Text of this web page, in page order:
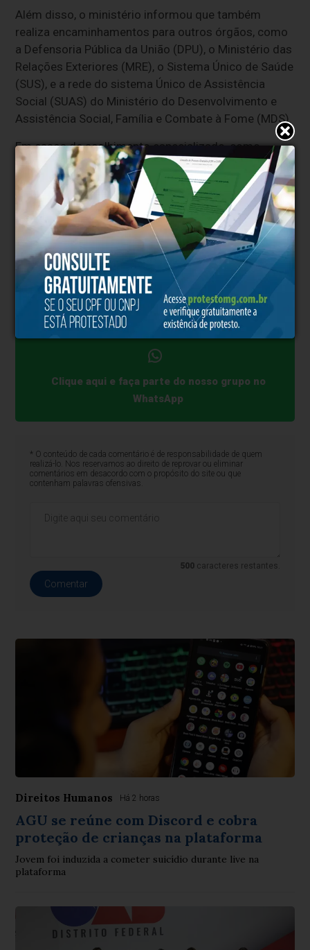
Além disso, o ministério informou que também
realiza encaminhamentos para outros órgãos, como
a Defensoria Pública da União (DPU), o Ministério das
Relações Exteriores (MRE), o Sistema Único de Saúde
(SUS), e a rede do sistema Único de Assistência
Social (SUAS) do Ministério do Desenvolvimento e
Assistência Social, Família e Combate à Fome (MDS).
Em casos de acolhimento especializado, como
pessoas com deficiência, população LGBTQIA+ e
pessoas idosas, os atendimentos são direcionados
dentro do próprio MDHC.
No dia de junho, foram recebidos 109 brasileiros que
estavam em situação de vulnerabilidade nos Estados
Unidos. Do total de pessoas, 76 seguiram viagem
para o Aeroporto Internacional de Confins, na Região
Metropolitana de Belo Horizonte (MG), em aeronave
da Força Aérea Brasileira (FAB).
Clique aqui e faça parte do nosso grupo no
WhatsApp
* O conteúdo de cada comentário é de responsabilidade de quem
realizá-lo. Nos reservamos ao direito de reprovar ou eliminar
comentários em desacordo com o propósito do site ou que
contenham palavras ofensivas.
500 caracteres restantes.
Comentar
Direitos Humanos Há 2 horas
AGU se reúne com Discord e cobra
proteção de crianças na plataforma
Jovem foi induzida a cometer suicídio durante live na
plataforma